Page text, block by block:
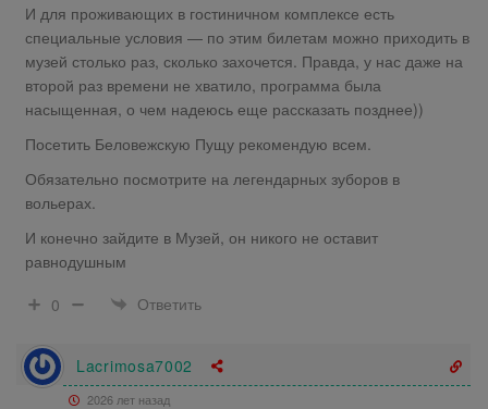
И для проживающих в гостиничном комплексе есть
специальные условия — по этим билетам можно приходить в
музей столько раз, сколько захочется. Правда, у нас даже на
второй раз времени не хватило, программа была
насыщенная, о чем надеюсь еще рассказать позднее))
Посетить Беловежскую Пущу рекомендую всем.
Обязательно посмотрите на легендарных зуборов в
вольерах.
И конечно зайдите в Музей, он никого не оставит
равнодушным
0
Ответить
Lacrimosa7002
2026 лет назад